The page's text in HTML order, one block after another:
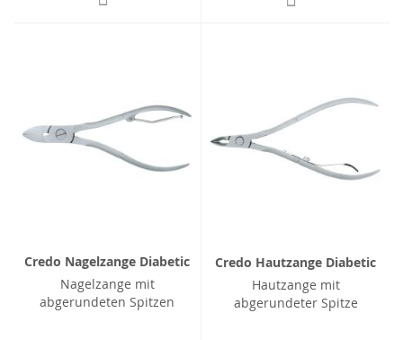
Credo Nagelzange Diabetic
Nagelzange mit
abgerundeten Spitzen
Credo Hautzange Diabetic
Hautzange mit
abgerundeter Spitze